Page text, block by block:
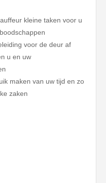
kleine taken voor u
voor de deur af
u en uw
maken van uw tijd en zo
zaken